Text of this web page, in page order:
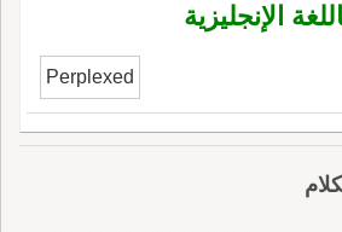
الإنجليزية
Perplexed